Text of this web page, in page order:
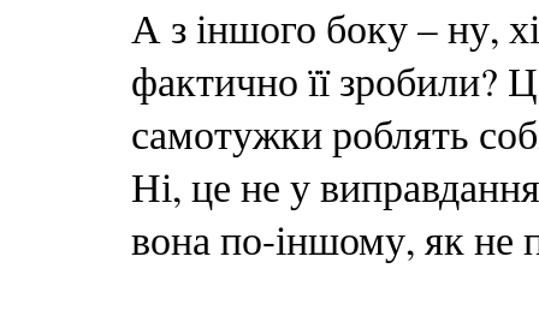
А з іншого боку – ну,
фактично її зробили?
самотужки роблять
Ні, це не у
вона по-іншому, як не